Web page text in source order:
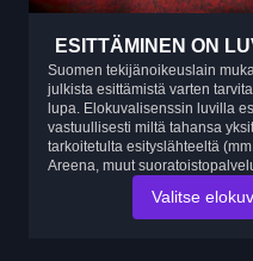
ESITTÄMINEN ON
Suomen tekijänoikeuslain
julkista esittämistä varten
lupa. Elokuvalisenssin luvilla
vastuullisesti miltä tahansa
tarkoitetulta esityslähteeltä
Areena, muut
Valitse